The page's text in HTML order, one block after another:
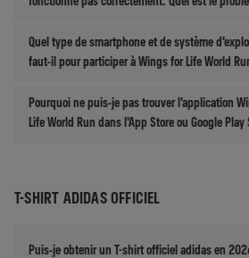
Quel type de smartphone et de système
faut-il pour participer à Wings for Life World
Pourquoi ne puis-je pas trouver l'application
Life World Run dans l'App Store ou Google Play
T-SHIRT ADIDAS OFFICIEL
Puis-je obtenir un T-shirt officiel adidas en